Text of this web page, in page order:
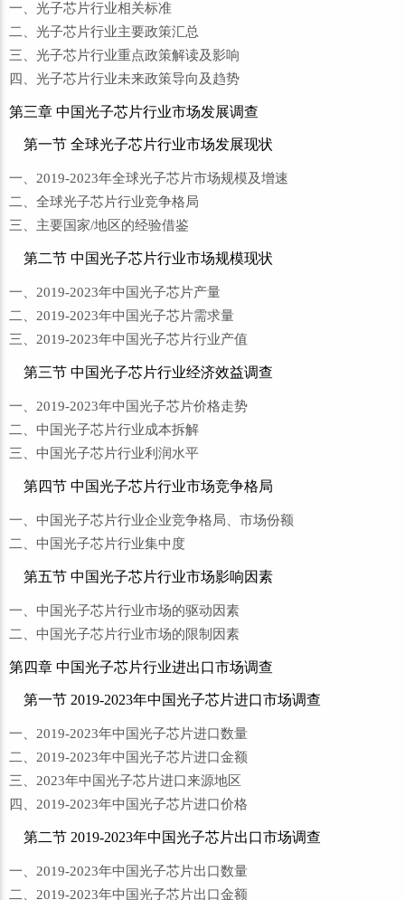
一、光子芯片行业相关标准
二、光子芯片行业主要政策汇总
三、光子芯片行业重点政策解读及影响
四、光子芯片行业未来政策导向及趋势
第三章 中国光子芯片行业市场发展调查
第一节 全球光子芯片行业市场发展现状
一、2019-2023年全球光子芯片市场规模及增速
二、全球光子芯片行业竞争格局
三、主要国家/地区的经验借鉴
第二节 中国光子芯片行业市场规模现状
一、2019-2023年中国光子芯片产量
二、2019-2023年中国光子芯片需求量
三、2019-2023年中国光子芯片行业产值
第三节 中国光子芯片行业经济效益调查
一、2019-2023年中国光子芯片价格走势
二、中国光子芯片行业成本拆解
三、中国光子芯片行业利润水平
第四节 中国光子芯片行业市场竞争格局
一、中国光子芯片行业企业竞争格局、市场份额
二、中国光子芯片行业集中度
第五节 中国光子芯片行业市场影响因素
一、中国光子芯片行业市场的驱动因素
二、中国光子芯片行业市场的限制因素
第四章 中国光子芯片行业进出口市场调查
第一节 2019-2023年中国光子芯片进口市场调查
一、2019-2023年中国光子芯片进口数量
二、2019-2023年中国光子芯片进口金额
三、2023年中国光子芯片进口来源地区
四、2019-2023年中国光子芯片进口价格
第二节 2019-2023年中国光子芯片出口市场调查
一、2019-2023年中国光子芯片出口数量
二、2019-2023年中国光子芯片出口金额